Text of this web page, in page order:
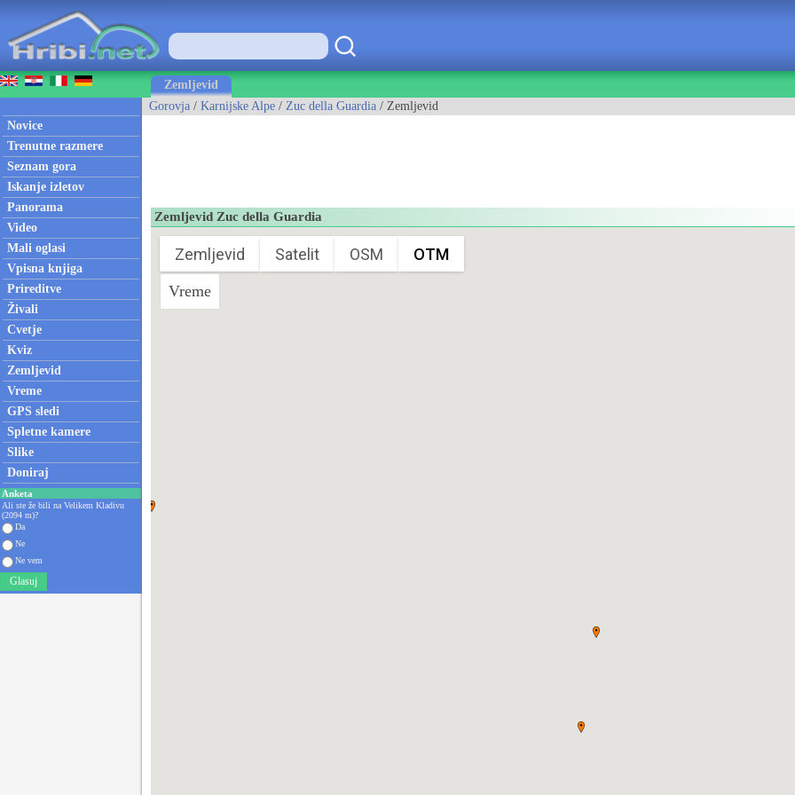
Zemljevid
Novice
Trenutne razmere
Seznam gora
Iskanje izletov
Panorama
Video
Mali oglasi
Vpisna knjiga
Prireditve
Živali
Cvetje
Kviz
Zemljevid
Vreme
GPS sledi
Spletne kamere
Slike
Doniraj
Anketa
Ali ste že bili na Velikem Kladivu
(2094 m)?
Da
Ne
Ne vem
Glasuj
Gorovja / Karnijske Alpe / Zuc della Guardia / Zemljevid
Zemljevid Zuc della Guardia
Zemljevid Satelit OSM OTM
Vreme